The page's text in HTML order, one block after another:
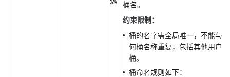
桶名。
约束限制：
桶的名字需全局唯一，不能与
何桶名称重复，包括其他用户
桶。
桶命名规则如下：